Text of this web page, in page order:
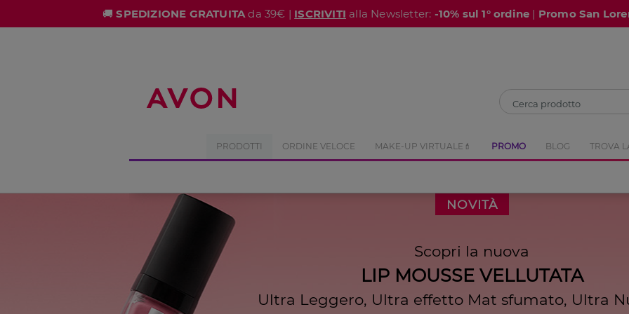
🚚 SPEDIZIONE GRATUITAda 39€ | ISCRIVITI alla Newsletter: -10% sul 1° ordine | Promo San
PRODOTTI ORDINE VELOCE MAKE-UP VIRTUALE💄 PROMO BLOG TROVA
NOVITÀ
Scopri la nuova
LIP MOUSSE VELLUTATA
Ultra Leggero, Ultra effetto Mat sfumato, Ultra
CHIUDI